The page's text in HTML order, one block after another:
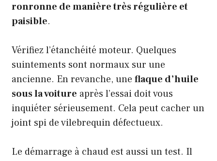
ronronne de manière très régulière et
paisible.
Vérifiez l’étanchéité moteur. Quelques
suintements sont normaux sur une
ancienne. En revanche, une flaque d’huile
sous la voiture après l’essai doit vous
inquiéter sérieusement. Cela peut cacher un
joint spi de vilebrequin défectueux.
Le démarrage à chaud est aussi un test. Il